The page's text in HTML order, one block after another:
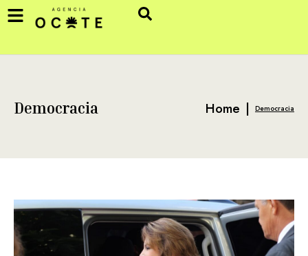
Democracia Home | Democracia